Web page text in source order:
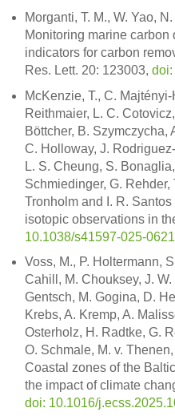
Morganti, T. M., W. Yao,
Monitoring marine
indicators for carbon
Res. Lett. 20: 123003, doi:
McKenzie, T., C.
Reithmaier, L. C.
Böttcher, B. Szymczycha,
C. Holloway, J.
L. S. Cheung, S.
Schmiedinger, G. Rehder,
Tronholm and I. R.
isotopic observations in
10.1038/s41597-025-
Voss, M., P. Holtermann,
Cahill, M. Chouksey, J.
Gentsch, M. Gogina, D.
Krebs, A. Kremp, A.
Osterholz, H. Radtke, G.
O. Schmale, M. v.
Coastal zones of the
the impact of climate
doi: 10.1016/